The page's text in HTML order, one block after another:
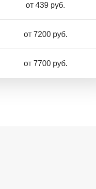
от 439 руб.
от 7200 руб.
от 7700 руб.